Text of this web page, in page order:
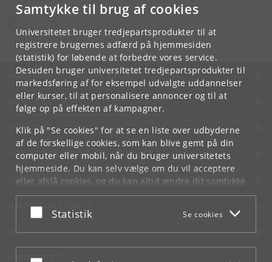
Samtykke til brug af cookies
Universitetet bruger tredjepartsprodukter til at
registrere brugernes adfærd på hjemmesiden
(statistik) for løbende at forbedre vores service.
Desuden bruger universitetet tredjepartsprodukter til
markedsføring af for eksempel udvalgte uddannelser
eller kurser, til at personalisere annoncer og til at
følge op på effekten af kampagner.
Klik på "Se cookies" for at se en liste over udbyderne
af de forskellige cookies, som kan blive gemt på din
computer eller mobil, når du bruger universitetets
hjemmeside. Du kan selv vælge om du vil acceptere
eller afslå cookies, og du kan altid ændre dit samtykke
underCookie- og privatlivspolitiksom du finder i
bunden af hver side.
Acceptér eller afslå
Statistik Se cookies
Københavns Universitet
Nørregade 10
1165 København K
KØBENHAVNS UNIVERSITET
KONTAKT
SERVICES
FOR STUDERENDE OG ANSATTE
JOB OG KARRIERE
NØDSITUATIONER
WEB
MØD KU PÅ